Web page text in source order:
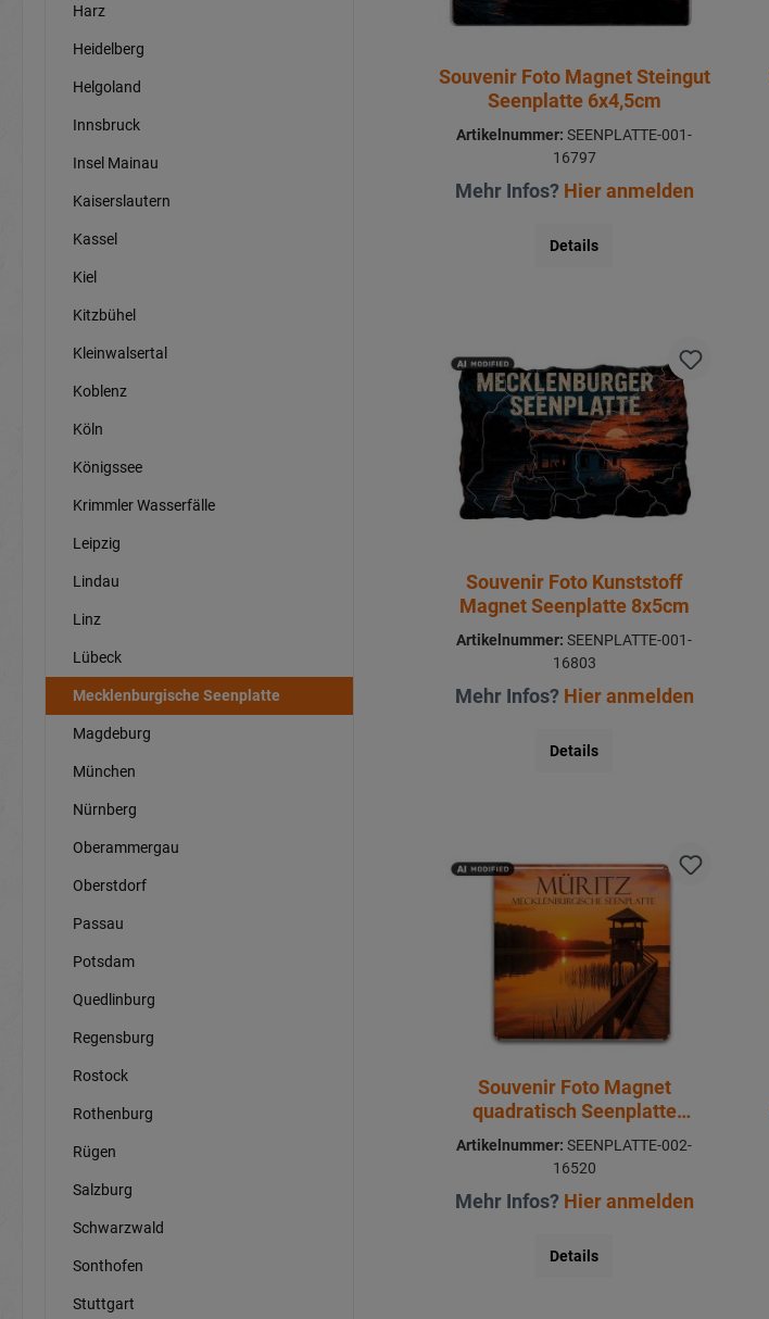
Harz
Heidelberg
Helgoland
Innsbruck
Insel Mainau
Kaiserslautern
Kassel
Kiel
Kitzbühel
Kleinwalsertal
Koblenz
Köln
Königssee
Krimmler Wasserfälle
Leipzig
Lindau
Linz
Lübeck
Mecklenburgische Seenplatte
Magdeburg
München
Nürnberg
Oberammergau
Oberstdorf
Passau
Potsdam
Quedlinburg
Regensburg
Rostock
Rothenburg
Rügen
Salzburg
Schwarzwald
Sonthofen
Stuttgart
Souvenir Foto Magnet Steingut
Seenplatte 6x4,5cm
Artikelnummer: SEENPLATTE-001-
16797
Mehr Infos? Hier anmelden
Details
Souvenir Foto Kunststoff
Magnet Seenplatte 8x5cm
Artikelnummer: SEENPLATTE-001-
16803
Mehr Infos? Hier anmelden
Details
Souvenir Foto Magnet
quadratisch Seenplatte
6,5x6,5cm
Artikelnummer: SEENPLATTE-002-
16520
Mehr Infos? Hier anmelden
Details